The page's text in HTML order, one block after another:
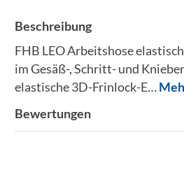
Beschreibung
FHB LEO Arbeitshose
im Gesäß-, Schritt- und
elastische 3D-Frinlock-E…
Bewertungen